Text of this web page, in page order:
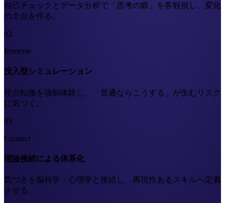
自己チェックとデータ分析で「思考の癖」を客観視し、変化
の土台を作る。
02
Immerse
没入型シミュレーション
視点転換を強制体験し、「普通ならこうする」が生むリスク
に気づく。
03
Connect
理論接続による体系化
気づきを脳科学・心理学と接続し、再現性あるスキルへ定着
させる。